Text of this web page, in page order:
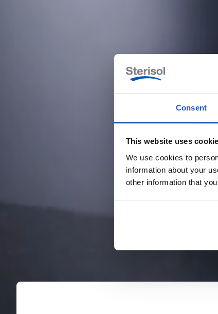
Consent
This website uses
We use cookies to
information about your
other information that